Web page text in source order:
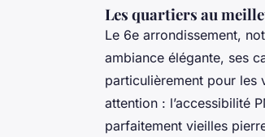
Les quartiers au
Le 6e arrondissement,
ambiance élégante, ses
particulièrement pour les
attention : l’accessibilité
parfaitement vieilles